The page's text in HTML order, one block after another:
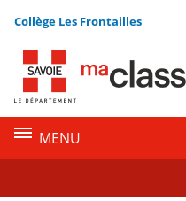
Menu de la rubrique
Contenu
Collège Les Frontailles
MENU